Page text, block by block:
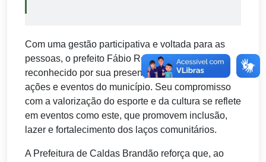
Com uma gestão participativa e voltada para as
pessoas, o prefeito Fábio Rolim tem sido
reconhecido por sua presença constante nas
ações e eventos do município. Seu compromisso
com a valorização do esporte e da cultura se reflete
em eventos como este, que promovem inclusão,
lazer e fortalecimento dos laços comunitários.
A Prefeitura de Caldas Brandão reforça que, ao